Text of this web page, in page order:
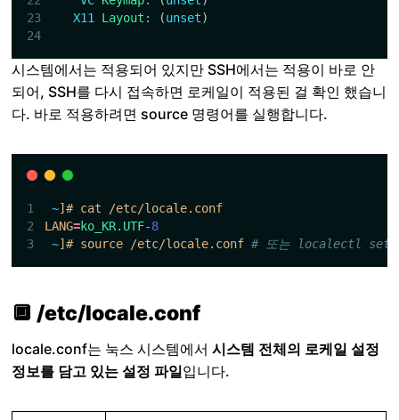
X11 Layout: (unset)
시스템에서는 적용되어 있지만 SSH에서는 적용이 바로 안
되어, SSH를 다시 접속하면 로케일이 적용된 걸 확인 했습니
다. 바로 적용하려면 source 명령어를 실행합니다.
~]# cat /etc/locale.conf
LANG=ko_KR.UTF-8
~]# source /etc/locale.conf # 또는 localectl set-
🔲 /etc/locale.conf
locale.conf는 눅스 시스템에서시스템 전체의 로케일 설정
정보를 담고 있는 설정 파일입니다.